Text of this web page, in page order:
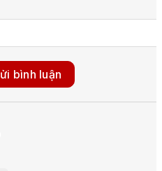
Gửi bình luận